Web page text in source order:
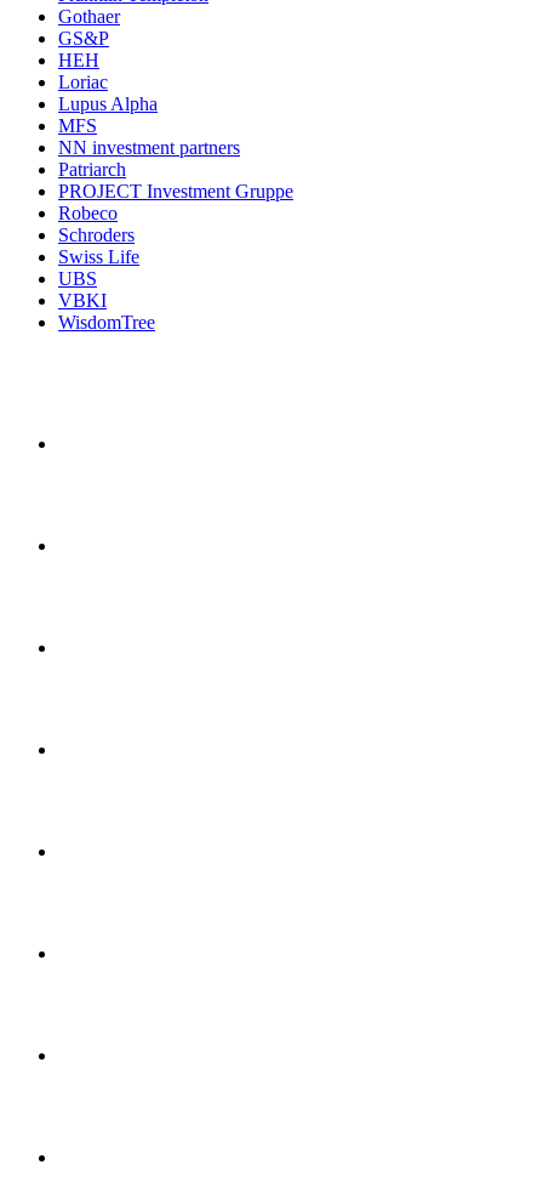
Gothaer
GS&P
HEH
Loriac
Lupus Alpha
MFS
NN investment partners
Patriarch
PROJECT Investment Gruppe
Robeco
Schroders
Swiss Life
UBS
VBKI
WisdomTree